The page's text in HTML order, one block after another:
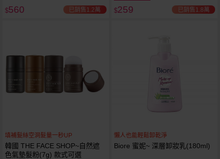
$560 已銷售1.2萬 $259 已銷售1.8萬
填補髮絲空洞髮量一秒UP
韓國 THE FACE SHOP~自然遮
色氣墊髮粉(7g) 款式可選
懶人也能輕鬆卸乾淨
Biore 蜜妮~ 深層卸妝乳(180ml)